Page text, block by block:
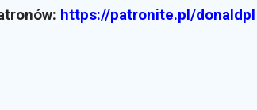
https://patronite.pl/donaldpl